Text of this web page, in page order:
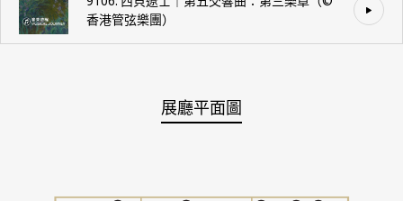
香港管弦樂團）
展廳平面圖